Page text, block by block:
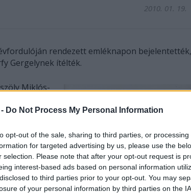
Do Not Process My Personal Information
opt-out of the sale, sharing to third parties, or
for targeted advertising by us, please use the
selection. Please note that after your opt-out request is
interest-based ads based on personal information
to third parties prior to your opt-out. You may
of your personal information by third parties on the
2010. 01. 19.
rendezett emléknapon bejelentették,
Gergelynek ítélték.
Miklós-
89.
a 2008-
irodalmi